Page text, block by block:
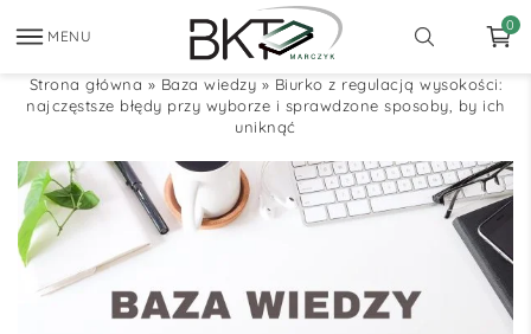
MENU
0
Strona główna » Baza wiedzy » Biurko z regulacją wysokości:
najczęstsze błędy przy wyborze i sprawdzone sposoby, by ich
uniknąć